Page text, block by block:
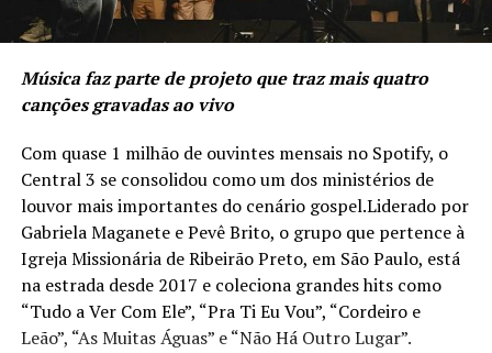
Música faz parte de projeto que traz mais quatro
canções gravadas ao vivo
Com quase 1 milhão de ouvintes mensais no Spotify, o
Central 3 se consolidou como um dos ministérios de
louvor mais importantes do cenário gospel.Liderado por
Gabriela Maganete e Pevê Brito, o grupo que pertence à
Igreja Missionária de Ribeirão Preto, em São Paulo, está
na estrada desde 2017 e coleciona grandes hits como
“Tudo a Ver Com Ele”, “Pra Ti Eu Vou”, “Cordeiro e
Leão”, “As Muitas Águas” e “Não Há Outro Lugar”.